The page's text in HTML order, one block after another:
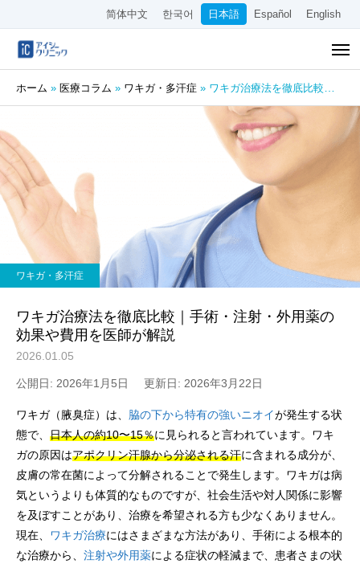
简体中文 한국어 日本語 Español English
ホーム » 医療コラム » ワキガ・多汗症 » ワキガ治療法を徹底比較｜手術・注射・外用薬の効果や費用を医師が解説
ワキガ・多汗症
ワキガ治療法を徹底比較｜手術・注射・外用薬の
効果や費用を医師が解説
2026.01.05
公開日: 2026年1月5日 更新日: 2026年3月22日
ワキガ（腋臭症）は、 脇の下から特有の強いニオイが発生する状
態で、 日本人の約10〜15％に見られると言われています。ワキ
ガの原因はアポクリン汗腺から分泌される汗に含まれる成分が、
皮膚の常在菌によって分解されることで発生します。ワキガは病
気というよりも体質的なものですが、社会生活や対人関係に影響
を及ぼすことがあり、治療を希望される方も少なくありません。
現在、 ワキガ治療にはさまざまな方法があり、手術による根本的
な治療から、 注射や外用薬による症状の軽減まで、患者さまの状